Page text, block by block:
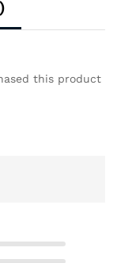
this product